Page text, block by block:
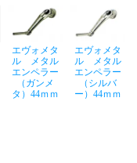
エヴォメタ
ル メタル
エンペラー
（ガンメ
タ）44ｍｍ
エヴォメタ
ル メタル
エンペラー
（シルバ
ー）44ｍｍ